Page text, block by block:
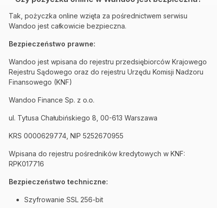
Tak, pożyczka online wzięta za pośrednictwem serwisu
Wandoo jest całkowicie bezpieczna.
Bezpieczeństwo prawne:
Wandoo jest wpisana do rejestru przedsiębiorców Krajowego
Rejestru Sądowego oraz do rejestru Urzędu Komisji Nadzoru
Finansowego (KNF)
Wandoo Finance Sp. z o.o.
ul. Tytusa Chałubińskiego 8, 00-613 Warszawa
KRS 0000629774, NIP 5252670955
Wpisana do rejestru pośredników kredytowych w KNF:
RPK017716
Bezpieczeństwo techniczne:
Szyfrowanie SSL 256-bit